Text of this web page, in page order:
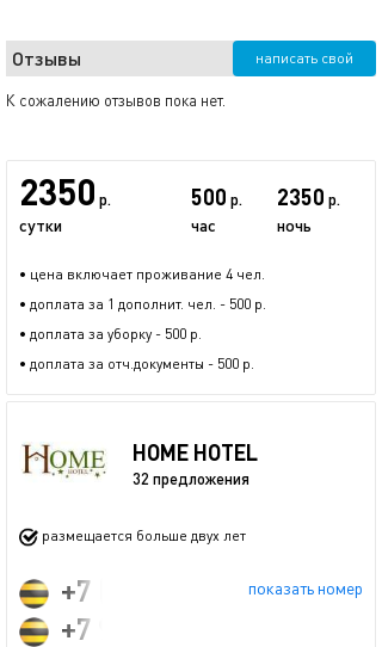
Отзывы написать свой
К сожалению отзывов пока нет.
2350 р.
сутки
500 р.
час
2350 р.
ночь
• цена включает проживание 4 чел.
• доплата за 1 дополнит. чел. - 500 р.
• доплата за уборку - 500 р.
• доплата за отч.документы - 500 р.
HOME HOTEL
32 предложения
размещается больше двух лет
показать номер
+7 (903) 999-29-91
+7 923 146 69 35